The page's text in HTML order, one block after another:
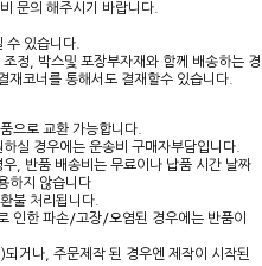
문의 해주시기 바랍니다.
있습니다.
정, 박스및 포장부자재와 함께 배송하는 경
재코너를 통해서도 결재할수 있습니다.
으로 교환 가능합니다.
실 경우에는 운송비 구매자부담입니다.
, 반품 배송비는 무료이나 납품 시간 날짜
하지 않습니다
불 처리됩니다.
인한 파손/고장/오염된 경우에는 반품이
거나, 주문제작 된 경우엔 제작이 시작된